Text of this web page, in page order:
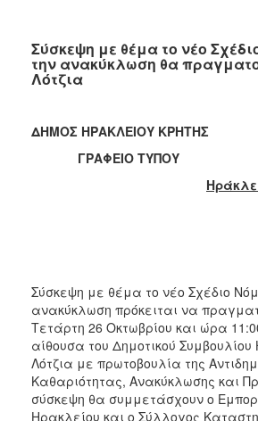
2022
2021
2019
2018
2012
2011
2010
2006
Σύσκεψη με θέμα το νέο
την ανακύκλωση θα
Λότζια
ΔΗΜΟΣ ΗΡΑΚΛΕΙΟΥ ΚΡΗΤΗΣ
ΓΡΑΦΕΙΟ ΤΥΠΟΥ
Σύσκεψη με θέμα το νέο Σχέδιο
ανακύκλωση πρόκειται να
Τετάρτη 26 Οκτωβρίου και ώρα
αίθουσα του Δημοτικού
Λότζια με πρωτοβουλία της
Καθαριότητας, Ανακύκλωσης και
σύσκεψη θα συμμετάσχουν ο
Ηρακλείου και ο Σύλλογος